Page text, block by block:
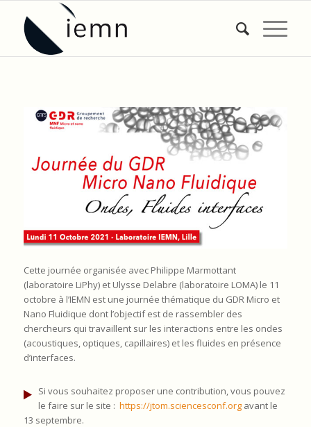
Cette journée organisée avec Philippe Marmottant
(laboratoire LiPhy) et Ulysse Delabre (laboratoire LOMA) le 11
octobre à l’IEMN est une journée thématique du GDR Micro et
Nano Fluidique dont l’objectif est de rassembler des
chercheurs qui travaillent sur les interactions entre les ondes
(acoustiques, optiques, capillaires) et les fluides en présence
d’interfaces.
Si vous souhaitez proposer une contribution, vous pouvez
le faire sur le site : https://jtom.sciencesconf.orgavant le
13 septembre.